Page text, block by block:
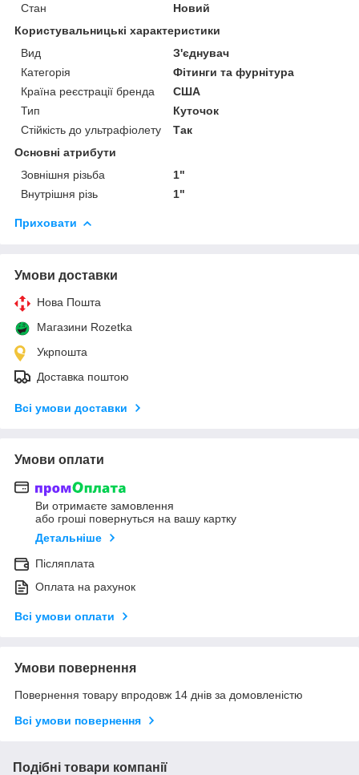
Стан
Новий
Користувальницькі характеристики
Вид
З'єднувач
Категорія
Фітинги та фурнітура
Країна реєстрації бренда
США
Тип
Куточок
Стійкість до ультрафіолету
Так
Основні атрибути
Зовнішня різьба
1"
Внутрішня різь
1"
Приховати
Умови доставки
Нова Пошта
Магазини Rozetka
Укрпошта
Доставка поштою
Всі умови доставки
Умови оплати
Ви отримаєте замовлення
або гроші повернуться на вашу картку
Детальніше
Післяплата
Оплата на рахунок
Всі умови оплати
Умови повернення
Повернення товару впродовж 14 днів за домовленістю
Всі умови повернення
Подібні товари компанії